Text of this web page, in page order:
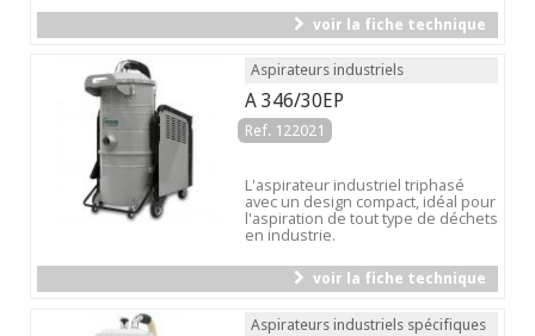
voir la fiche technique
Aspirateurs industriels
A 346/30EP
Ref. 122021
L'aspirateur industriel triphasé
avec un design compact, idéal pour
l'aspiration de tout type de déchets
en industrie.
voir la fiche technique
Aspirateurs industriels spécifiques